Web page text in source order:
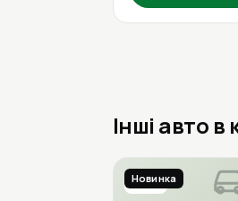
Інші авто в
2016
Новинка